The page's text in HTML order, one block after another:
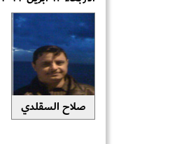
صلاح السقلدي